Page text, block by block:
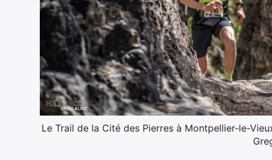
Le Trail de la Cité des Pierres à Montpellier-le-